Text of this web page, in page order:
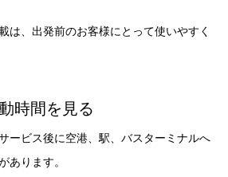
は、出発前のお客様にとって使いやすく
時間を見る
ービス後に空港、駅、バスターミナルへ
あります。